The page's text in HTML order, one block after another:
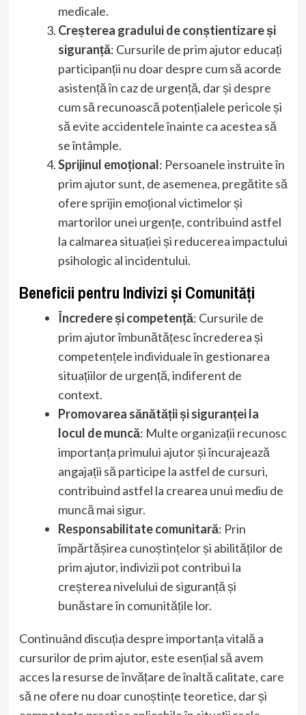
medicale.
Creșterea gradului de conștientizare și
siguranță: Cursurile de prim ajutor educați
participanții nu doar despre cum să acorde
asistență în caz de urgență, dar și despre
cum să recunoască potențialele pericole și
să evite accidentele înainte ca acestea să
se întâmple.
Sprijinul emoțional: Persoanele instruite în
prim ajutor sunt, de asemenea, pregătite să
ofere sprijin emoțional victimelor și
martorilor unei urgențe, contribuind astfel
la calmarea situației și reducerea impactului
psihologic al incidentului.
Beneficii pentru Indivizi și Comunități
Încredere și competență: Cursurile de
prim ajutor îmbunătățesc încrederea și
competențele individuale în gestionarea
situațiilor de urgență, indiferent de
context.
Promovarea sănătății și siguranței la
locul de muncă: Multe organizații recunosc
importanța primului ajutor și încurajează
angajații să participe la astfel de cursuri,
contribuind astfel la crearea unui mediu de
muncă mai sigur.
Responsabilitate comunitară: Prin
împărtășirea cunoștințelor și abilităților de
prim ajutor, indivizii pot contribui la
creșterea nivelului de siguranță și
bunăstare în comunitățile lor.
Continuând discuția despre importanța vitală a
cursurilor de prim ajutor, este esențial să avem
acces la resurse de învățare de înaltă calitate, care
să ne ofere nu doar cunoștințe teoretice, dar și